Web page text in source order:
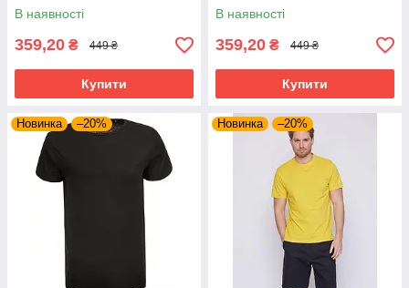
В наявності
359,20 ₴ 449 ₴
Купити
В наявності
359,20 ₴ 449 ₴
Купити
Новинка –20% Новинка –20%